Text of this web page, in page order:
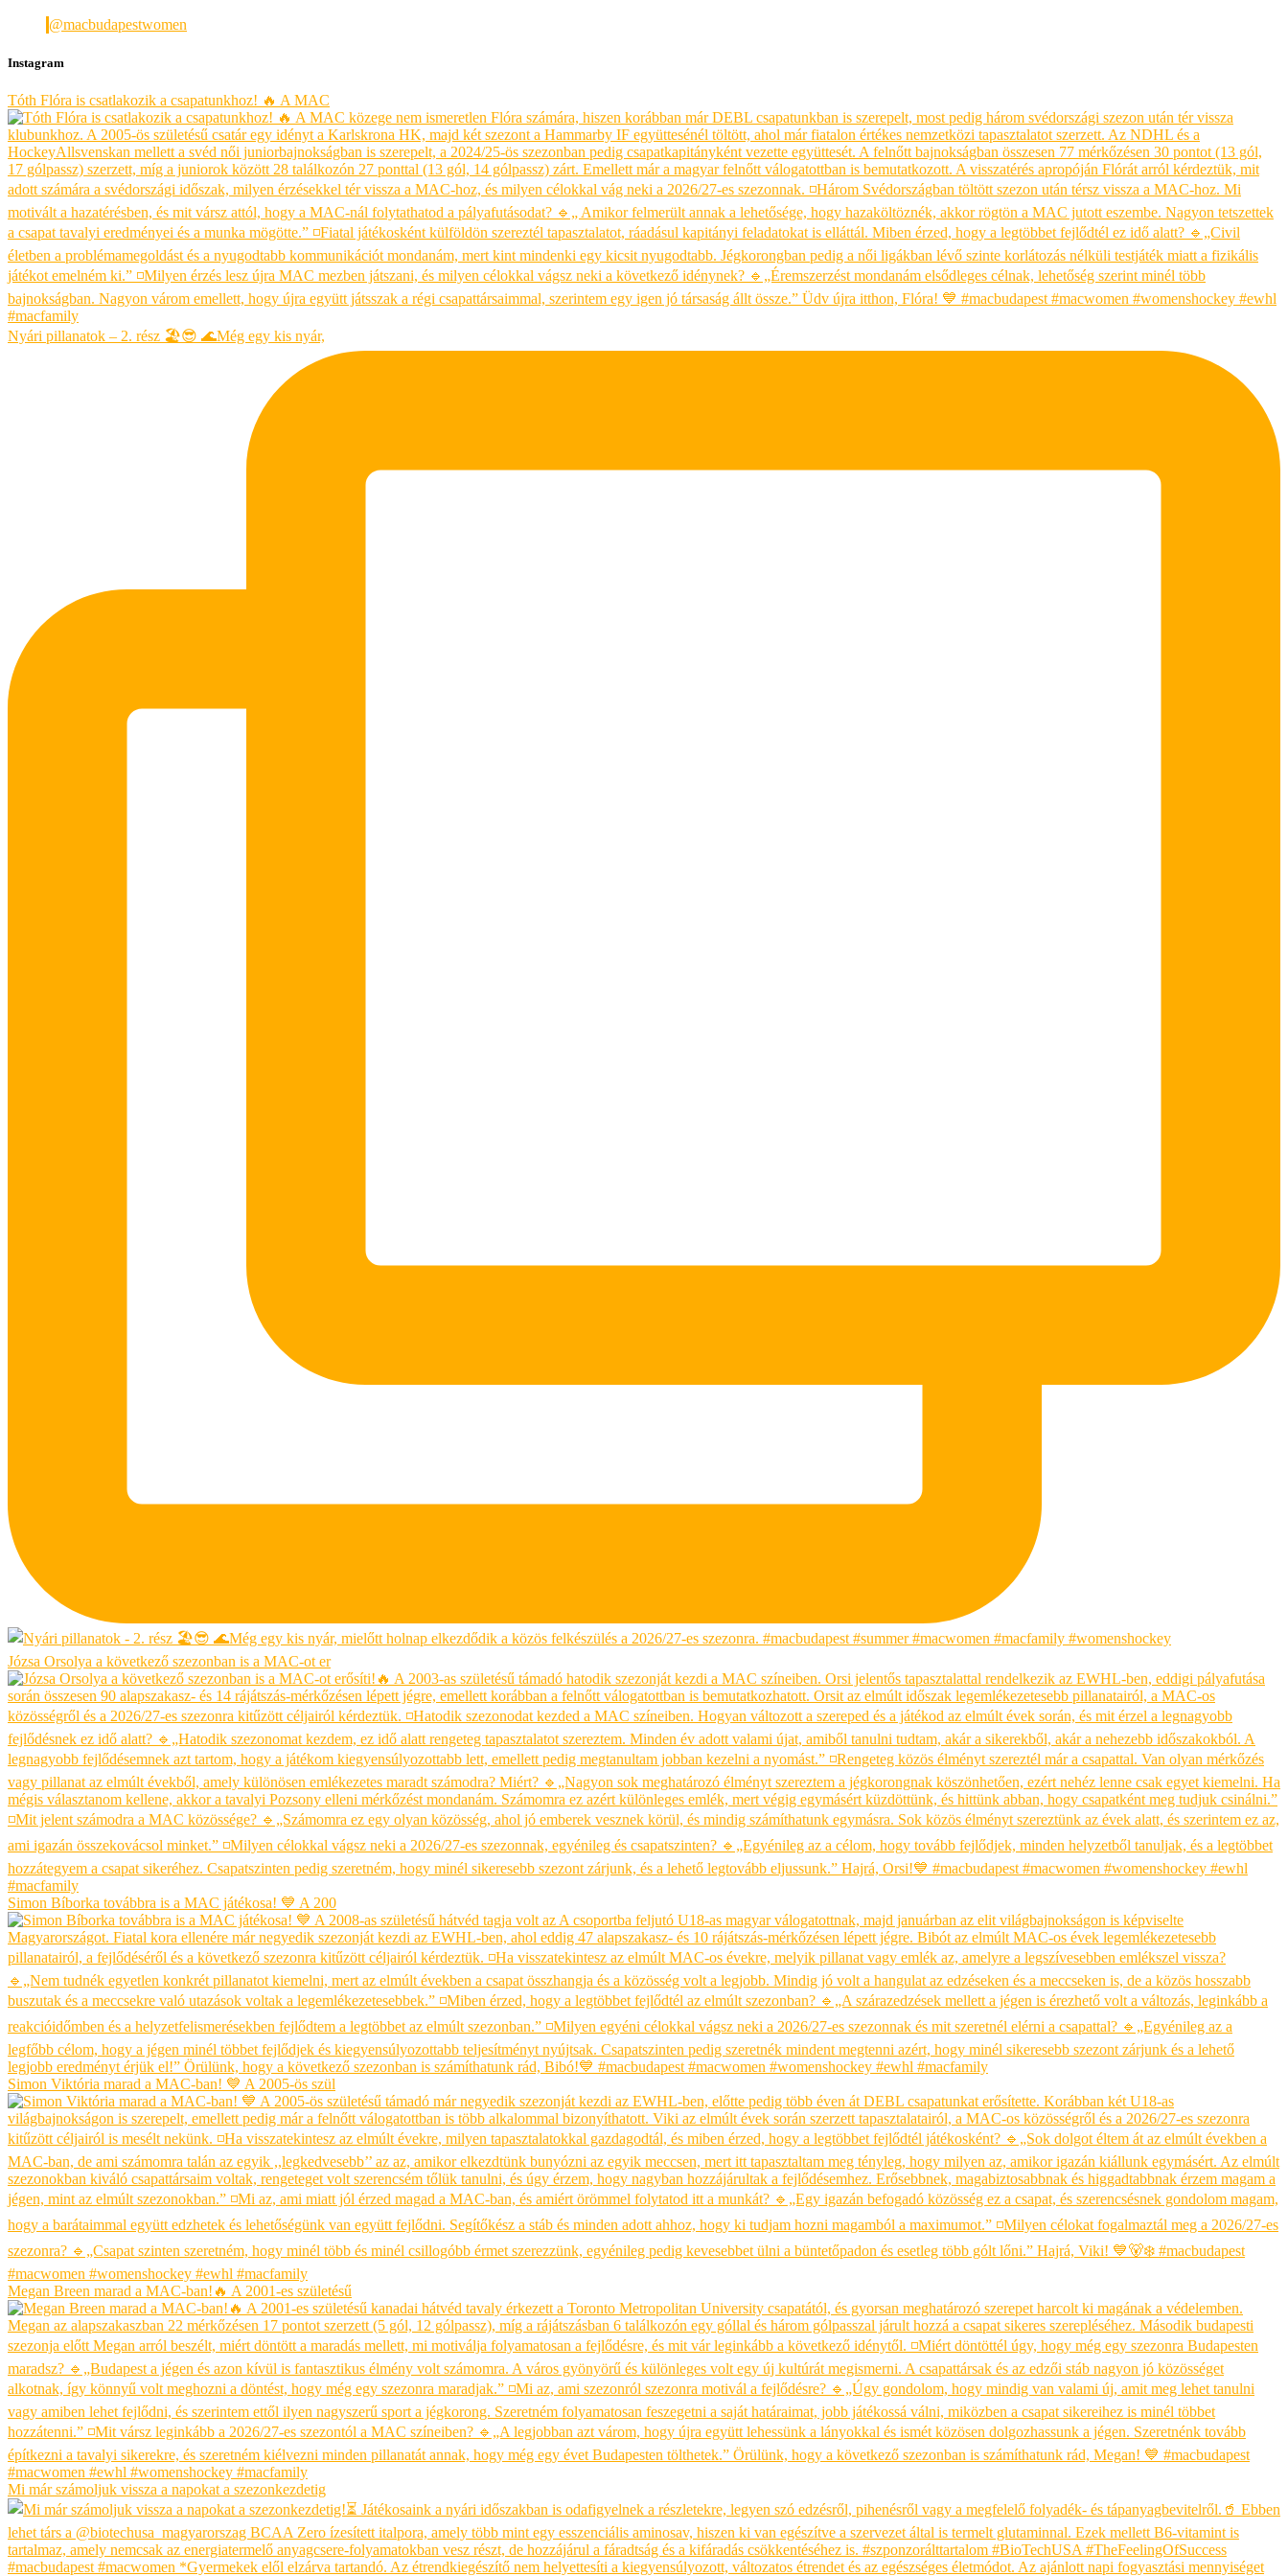
@macbudapestwomen
Instagram
Tóth Flóra is csatlakozik a csapatunkhoz! 🔥 A MAC
Nyári pillanatok – 2. rész 🏖😎 🌊Még egy kis nyár,
Józsa Orsolya a következő szezonban is a MAC-ot er
Simon Bíborka továbbra is a MAC játékosa! 💙 A 200
Simon Viktória marad a MAC-ban! 💙 A 2005-ös szül
Megan Breen marad a MAC-ban!🔥 A 2001-es születésű
Mi már számoljuk vissza a napokat a szezonkezdetig